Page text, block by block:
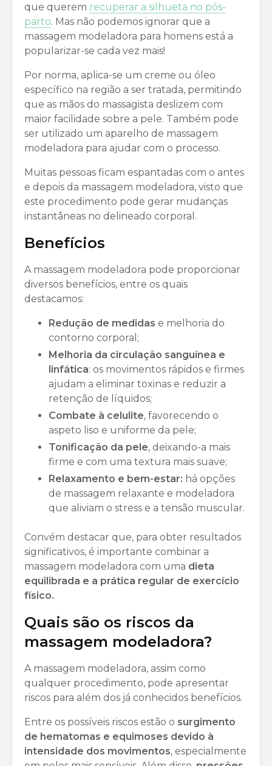
que querem recuperar a silhueta no pós-
parto. Mas não podemos ignorar que a
massagem modeladora para homens está a
popularizar-se cada vez mais!
Por norma, aplica-se um creme ou óleo
específico na região a ser tratada, permitindo
que as mãos do massagista deslizem com
maior facilidade sobre a pele. Também pode
ser utilizado um aparelho de massagem
modeladora para ajudar com o processo.
Muitas pessoas ficam espantadas com o antes
e depois da massagem modeladora, visto que
este procedimento pode gerar mudanças
instantâneas no delineado corporal.
Benefícios
A massagem modeladora pode proporcionar
diversos benefícios, entre os quais
destacamos:
Redução de medidas e melhoria do
contorno corporal;
Melhoria da circulação sanguínea e
linfática: os movimentos rápidos e firmes
ajudam a eliminar toxinas e reduzir a
retenção de líquidos;
Combate à celulite, favorecendo o
aspeto liso e uniforme da pele;
Tonificação da pele, deixando-a mais
firme e com uma textura mais suave;
Relaxamento e bem-estar: há opções
de massagem relaxante e modeladora
que aliviam o stress e a tensão muscular.
Convém destacar que, para obter resultados
significativos, é importante combinar a
massagem modeladora com uma dieta
equilibrada e a prática regular de exercício
físico.
Quais são os riscos da
massagem modeladora?
A massagem modeladora, assim como
qualquer procedimento, pode apresentar
riscos para além dos já conhecidos benefícios.
Entre os possíveis riscos estão o surgimento
de hematomas e equimoses devido à
intensidade dos movimentos, especialmente